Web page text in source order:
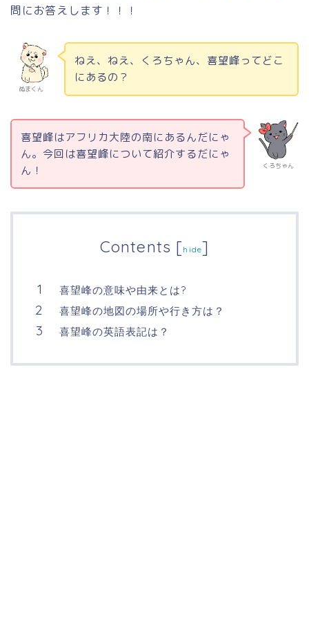
問にお答えします！！！
ぬまくん
ねえ、ねえ、くろちゃん、喜望峰ってどこ
にあるの？
くろちゃん
喜望峰はアフリカ大陸の南にあるんだにゃ
ん。今回は喜望峰について紹介するだにゃ
ん！
Contents [hide]
喜望峰の意味や由来とは?
喜望峰の地図の場所や行き方は？
喜望峰の英語表記は？